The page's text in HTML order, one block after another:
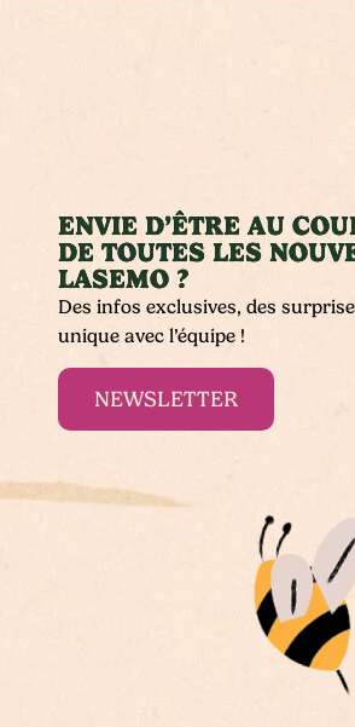
ENVIE D’ÊTRE AU
DE TOUTES LES
LASEMO ?
Des infos exclusives, des
unique avec l’équipe !
NEWSLETTER